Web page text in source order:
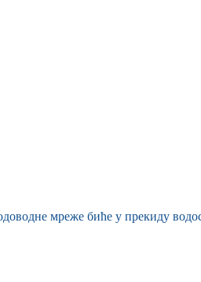
мреже биће у прекиду